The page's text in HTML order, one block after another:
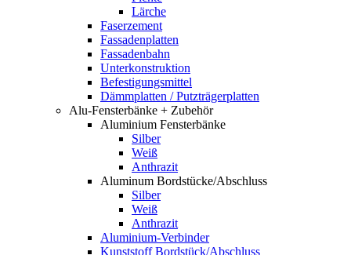
Lärche
Faserzement
Fassadenplatten
Fassadenbahn
Unterkonstruktion
Befestigungsmittel
Dämmplatten / Putzträgerplatten
Alu-Fensterbänke + Zubehör
Aluminium Fensterbänke
Silber
Weiß
Anthrazit
Aluminum Bordstücke/Abschluss
Silber
Weiß
Anthrazit
Aluminium-Verbinder
Kunststoff Bordstück/Abschluss